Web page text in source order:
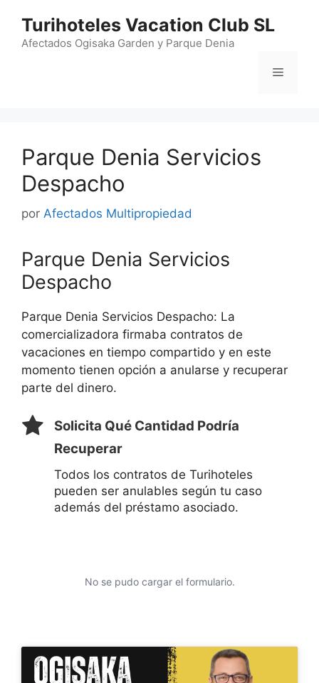
contenido
Turihoteles Vacation Club SL
Afectados Ogisaka Garden y Parque Denia
Menú
Parque Denia Servicios
Despacho
por Afectados Multipropiedad
Parque Denia Servicios
Despacho
Parque Denia Servicios Despacho: La
comercializadora firmaba contratos de
vacaciones en tiempo compartido y en este
momento tienen opción a anularse y recuperar
parte del dinero.
Solicita Qué Cantidad Podría
Recuperar
Todos los contratos de Turihoteles
pueden ser anulables según tu caso
además del préstamo asociado.
No se pudo cargar el formulario.